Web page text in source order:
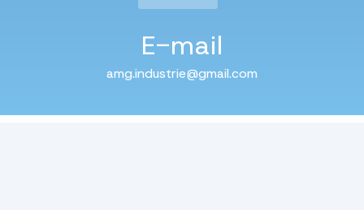
E-mail
amg.industrie@gmail.com